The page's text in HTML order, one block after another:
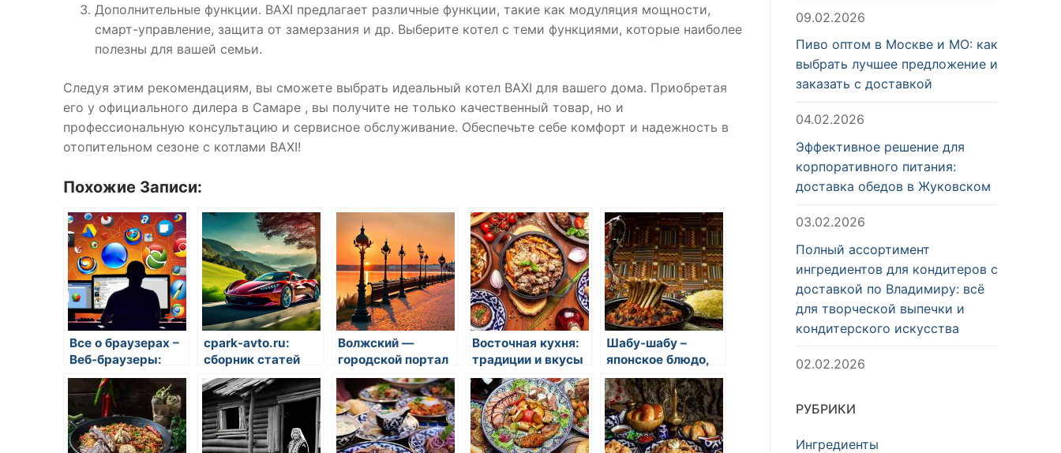
Дополнительные функции. BAXI предлагает различные функции, такие как модуляция мощности,
смарт-управление, защита от замерзания и др. Выберите котел с теми функциями, которые наиболее
полезны для вашей семьи.
Следуя этим рекомендациям, вы сможете выбрать идеальный котел BAXI для вашего дома. Приобретая
его у официального дилера в Самаре , вы получите не только качественный товар, но и
профессиональную консультацию и сервисное обслуживание. Обеспечьте себе комфорт и надежность в
отопительном сезоне с котлами BAXI!
Похожие Записи:
Все о браузерах –
Веб-браузеры:
выбор, функции и
советы по
использованию
cpark-avto.ru:
сборник статей
про автомобили и
всё для
автомобилей
Волжский —
городской портал
Волжского
Восточная кухня:
традиции и вкусы
Шабу-шабу –
японское блюдо,
состоящее из
кусочков мяса и
овощей, которые
кипятятся в
горячем фондю
09.02.2026
Пиво оптом в Москве и МО: как
выбрать лучшее предложение и
заказать с доставкой
04.02.2026
Эффективное решение для
корпоративного питания:
доставка обедов в Жуковском
03.02.2026
Полный ассортимент
ингредиентов для кондитеров с
доставкой по Владимиру: всё
для творческой выпечки и
кондитерского искусства
02.02.2026
РУБРИКИ
Ингредиенты